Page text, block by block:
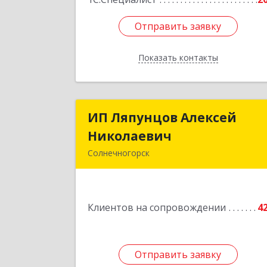
Отправить заявку
Показать контакты
Отправить заявку
Назад
ИП Ляпунцов Алексей
Николаевич
Солнечногорск
Клиентов на сопровождении
Отправить заявку
ИП Ляпунцов Алексей
Отправить заявку